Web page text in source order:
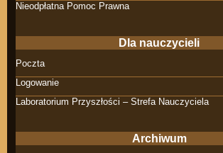
Nieodpłatna Pomoc Prawna
Dla nauczycieli
Poczta
Logowanie
Laboratorium Przyszłości – Strefa Nauczyciela
Archiwum